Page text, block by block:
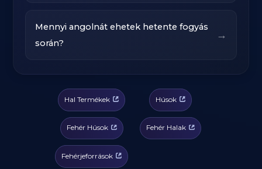
Mennyi angolnát ehetek hetente fogyás
során?
→
Hal Termékek Húsok
Fehér Húsok Fehér Halak
Fehérjeforrások